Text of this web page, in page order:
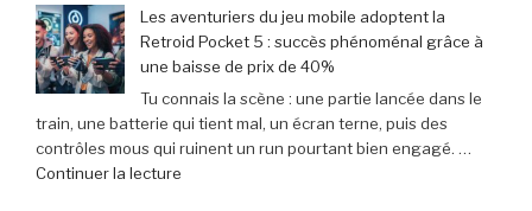
:
Sinners
dévoile
toutes
ses
cibles
Les aventuriers du jeu mobile adoptent la
Retroid Pocket 5 : succès phénoménal grâce à
une baisse de prix de 40%
Tu connais la scène : une partie lancée dans le
train, une batterie qui tient mal, un écran terne, puis des
contrôles mous qui ruinent un run pourtant bien engagé. …
Continuer la lecture